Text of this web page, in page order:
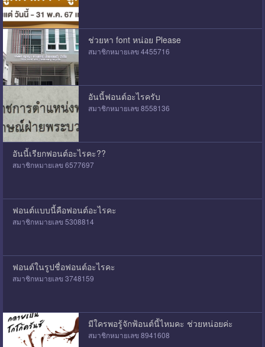
ช่วยหา font หน่อย Please
สมาชิกหมายเลข 4455716
อันนี้ฟอนต์อะไรครับ
สมาชิกหมายเลข 8558136
อันนี้เรียกฟอนต์อะไรคะ??
สมาชิกหมายเลข 6577697
ฟอนต์แบบนี้คือฟอนต์อะไรคะ
สมาชิกหมายเลข 5308814
ฟอนต์ในรูปชื่อฟอนต์อะไรคะ
สมาชิกหมายเลข 3748159
มีใครพอรู้จักฟ้อนต์นี้ไหมคะ ช่วยหน่อยค่ะ
สมาชิกหมายเลข 8941608